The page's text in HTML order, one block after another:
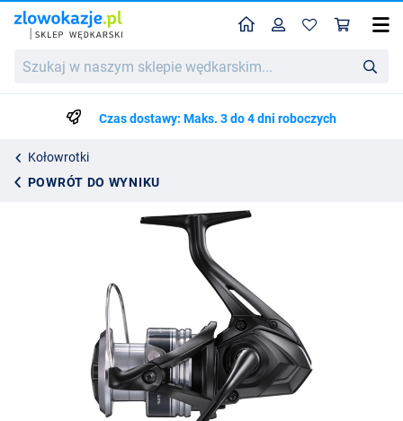
w
wędkarskim...
HomeProfil
Czas dostawy: Maks. 3 do 4 dni roboczych
Kołowrotki
POWRÓT DO WYNIKU
Kołowrotek Shimano Aero BB 4000
333.25
316.59